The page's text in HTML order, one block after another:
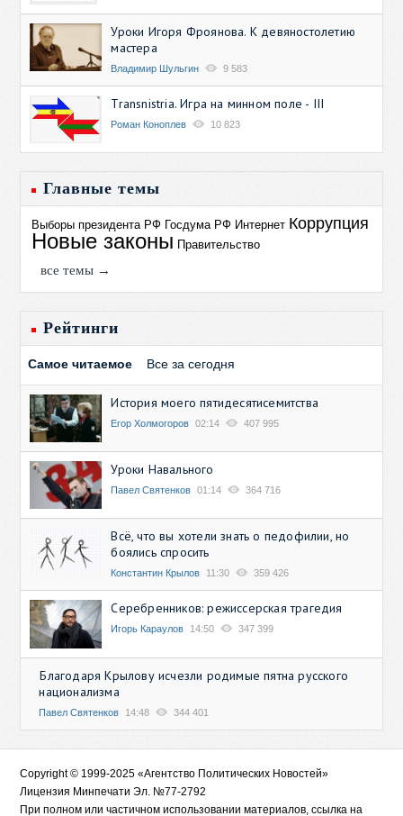
Уроки Игоря Фроянова. К девяностолетию
мастера
Владимир Шульгин 9 583
Transnistria. Игра на минном поле - III
Роман Коноплев 10 823
Главные темы
Выборы президента РФ Госдума РФ Интернет Коррупция
Новые законы Правительство
все темы →
Рейтинги
Самое читаемое Все за сегодня
История моего пятидесятисемитства
Егор Холмогоров 02:14 407 995
Уроки Навального
Павел Святенков 01:14 364 716
Всё, что вы хотели знать о педофилии, но
боялись спросить
Константин Крылов 11:30 359 426
Серебренников: режиссерская трагедия
Игорь Караулов 14:50 347 399
Благодаря Крылову исчезли родимые пятна русского
национализма
Павел Святенков 14:48 344 401
Copyright © 1999-2025 «Агентство Политических Новостей»
Лицензия Минпечати Эл. №77-2792
При полном или частичном использовании материалов, ссылка на